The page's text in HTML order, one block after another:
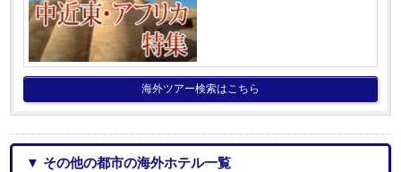
海外ツアー検索はこちら
▼ その他の都市の海外ホテル一覧